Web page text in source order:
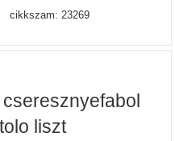
cikkszam: 23269
liszt